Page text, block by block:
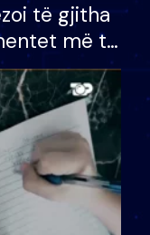
të gjitha
më të
Do më
kur…